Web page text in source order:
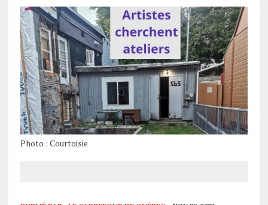
Photo : Courtoisie